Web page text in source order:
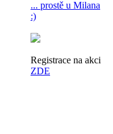
... prostě u Milana
:)
Registrace na akci
ZDE